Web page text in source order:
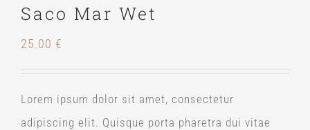
Saco Mar Wet
25.00 €
Lorem ipsum dolor sit amet, consectetur
adipiscing elit. Quisque porta pharetra dui vitae